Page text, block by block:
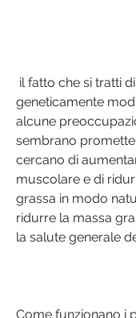
geneticamente
alcune
sembrano
cercano di
muscolare e di
grassa in modo
ridurre la massa
la salute generale
Come funzionano i